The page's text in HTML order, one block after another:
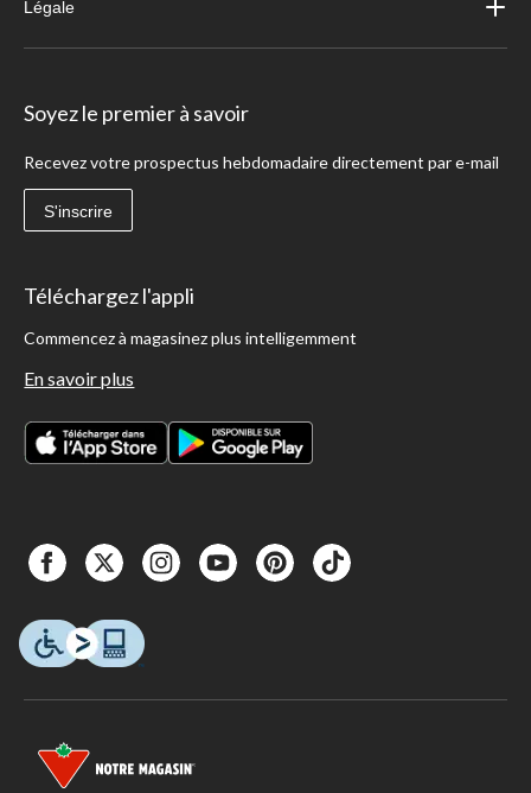
Légale
Soyez le premier à savoir
Recevez votre prospectus hebdomadaire directement par e-mail
S'inscrire
Téléchargez l'appli
Commencez à magasinez plus intelligemment
En savoir plus